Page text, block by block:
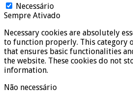
Necessário
Sempre Ativado
Necessary cookies are absolutely
to function properly. This category
that ensures basic functionalities
the website. These cookies do not
information.
Não necessário